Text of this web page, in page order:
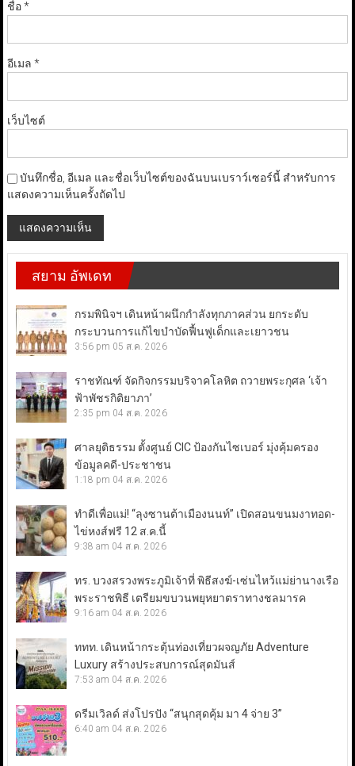
ชื่อ*
อีเมล *
เว็บไซต์
บันทึกชื่อ, อีเมล และชื่อเว็บไซต์ของฉันบนเบราว์เซอร์นี้ สำหรับการ
แสดงความเห็นครั้งถัดไป
สยาม อัพเดท
กรมพินิจฯ เดินหน้าผนึกกำลังทุกภาคส่วน ยกระดับ
กระบวนการแก้ไขบำบัดฟื้นฟูเด็กและเยาวชน
3:56 pm 05 ส.ค. 2026
ราชทัณฑ์ จัดกิจกรรมบริจาคโลหิต ถวายพระกุศล ‘เจ้า
ฟ้าพัชรกิติยาภา’
2:35 pm 04 ส.ค. 2026
ศาลยุติธรรม ตั้งศูนย์ CIC ป้องกันไซเบอร์ มุ่งคุ้มครอง
ข้อมูลคดี-ประชาชน
1:18 pm 04 ส.ค. 2026
ทำดีเพื่อแม่! “ลุงซานต้าเมืองนนท์” เปิดสอนขนมงาทอด-
ไข่หงส์ฟรี 12 ส.ค.นี้
9:38 am 04 ส.ค. 2026
ทร. บวงสรวงพระภูมิเจ้าที่ พิธีสงฆ์-เซ่นไหว้แม่ย่านางเรือ
พระราชพิธี เตรียมขบวนพยุหยาตราทางชลมารค
9:16 am 04 ส.ค. 2026
ททท. เดินหน้ากระตุ้นท่องเที่ยวผจญภัย Adventure
Luxury สร้างประสบการณ์สุดมันส์
7:53 am 04 ส.ค. 2026
ดรีมเวิลด์ ส่งโปรปัง “สนุกสุดคุ้ม มา 4 จ่าย 3”
6:40 am 04 ส.ค. 2026